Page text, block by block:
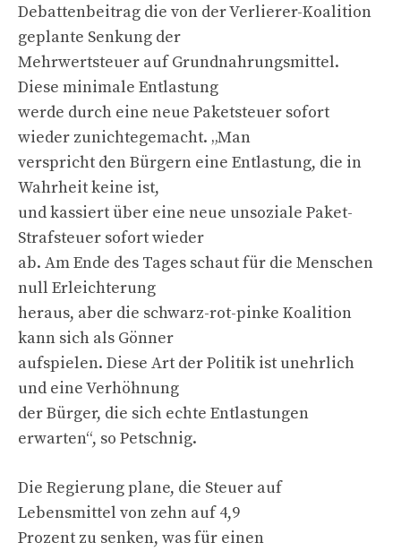
Debattenbeitrag die von der Verlierer-Koalition
geplante Senkung der
Mehrwertsteuer auf Grundnahrungsmittel.
Diese minimale Entlastung
werde durch eine neue Paketsteuer sofort
wieder zunichtegemacht. „Man
verspricht den Bürgern eine Entlastung, die in
Wahrheit keine ist,
und kassiert über eine neue unsoziale Paket-
Strafsteuer sofort wieder
ab. Am Ende des Tages schaut für die Menschen
null Erleichterung
heraus, aber die schwarz-rot-pinke Koalition
kann sich als Gönner
aufspielen. Diese Art der Politik ist unehrlich
und eine Verhöhnung
der Bürger, die sich echte Entlastungen
erwarten“, so Petschnig.
Die Regierung plane, die Steuer auf
Lebensmittel von zehn auf 4,9
Prozent zu senken, was für einen